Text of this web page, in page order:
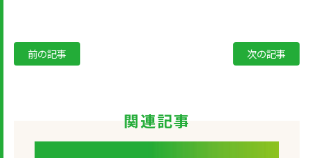
前の記事 次の記事
関連記事